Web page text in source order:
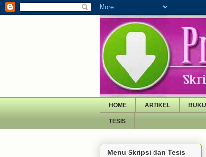
HOME ARTIKEL BUKU
TESIS
Menu Skripsi dan Tesis